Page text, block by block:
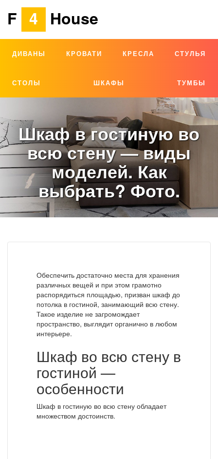
F 4 House
ДИВАНЫ КРОВАТИ КРЕСЛА СТУЛЬЯ
СТОЛЫ ШКАФЫ ТУМБЫ
Шкаф в гостиную во
всю стену — виды
моделей. Как
выбрать? Фото.
Обеспечить достаточно места для хранения
различных вещей и при этом грамотно
распорядиться площадью, призван шкаф до
потолка в гостиной, занимающий всю стену.
Такое изделие не загромождает
пространство, выглядит органично в любом
интерьере.
Шкаф во всю стену в
гостиной —
особенности
Шкаф в гостиную во всю стену обладает
множеством достоинств.